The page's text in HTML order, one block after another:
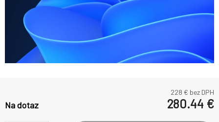
228 € bez DPH
Na dotaz 280.44 €